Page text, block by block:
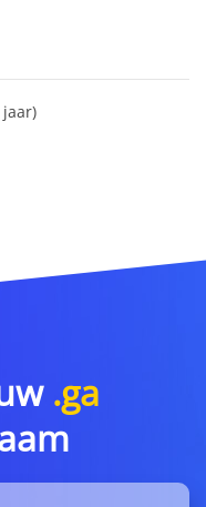
jaar)
.ga